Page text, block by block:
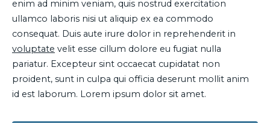
enim ad minim veniam, quis nostrud exercitation
ullamco laboris nisi ut aliquip ex ea commodo
consequat. Duis aute irure dolor in reprehenderit in
voluptate velit esse cillum dolore eu fugiat nulla
pariatur. Excepteur sint occaecat cupidatat non
proident, sunt in culpa qui officia deserunt mollit anim
id est laborum. Lorem ipsum dolor sit amet.